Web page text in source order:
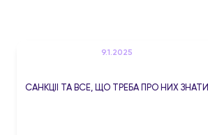
9.1.2025
САНКЦІЇ ТА ВСЕ, ЩО ТРЕБА ПРО НИХ ЗНАТИ